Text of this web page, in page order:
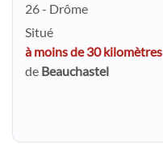
26 - Drôme
Situé
à moins de 30 kilomètres
de Beauchastel